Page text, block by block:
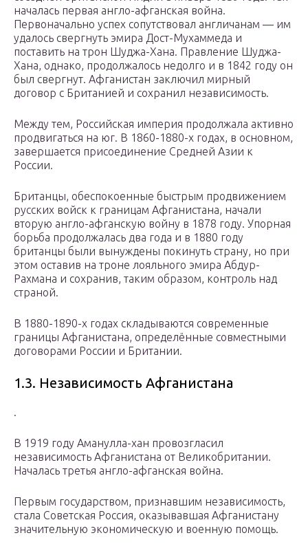
началась первая англо-афганская война.
Первоначально успех сопутствовал англичанам — им
удалось свергнуть эмира Дост-Мухаммеда и
поставить на трон Шуджа-Хана. Правление Шуджа-
Хана, однако, продолжалось недолго и в 1842 году он
был свергнут. Афганистан заключил мирный
договор с Британией и сохранил независимость.
Между тем, Российская империя продолжала активно
продвигаться на юг. В 1860-1880-х годах, в основном,
завершается присоединение Средней Азии к
России.
Британцы, обеспокоенные быстрым продвижением
русских войск к границам Афганистана, начали
вторую англо-афганскую войну в 1878 году. Упорная
борьба продолжалась два года и в 1880 году
британцы были вынуждены покинуть страну, но при
этом оставив на троне лояльного эмира Абдур-
Рахмана и сохранив, таким образом, контроль над
страной.
В 1880-1890-х годах складываются современные
границы Афганистана, определённые совместными
договорами России и Британии.
1.3. Независимость Афганистана
.
В 1919 году Аманулла-хан провозгласил
независимость Афганистана от Великобритании.
Началась третья англо-афганская война.
Первым государством, признавшим независимость,
стала Советская Россия, оказывавшая Афганистану
значительную экономическую и военную помощь.